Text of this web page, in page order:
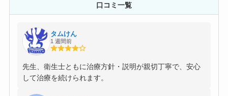
口コミ一覧
タムけん
1 週間前
先生、衛生士ともに治療方針・説明が親切丁寧で、安心
して治療を続けられます。